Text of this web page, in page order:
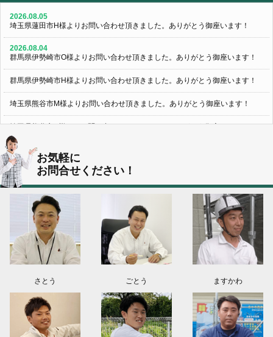
2026.08.05
埼玉県蓮田市H様よりお問い合わせ頂きました。ありがとう御座います！
2026.08.04
群馬県伊勢崎市O様よりお問い合わせ頂きました。ありがとう御座います！
群馬県伊勢崎市H様よりお問い合わせ頂きました。ありがとう御座います！
埼玉県熊谷市M様よりお問い合わせ頂きました。ありがとう御座います！
埼玉県熊谷市S様よりお問い合わせ頂きました。ありがとう御座います！
群馬県伊勢崎市K様よりお問い合わせ頂きました。ありがとう御座います！
東京都葛飾区N様よりお問い合わせ頂きました。ありがとう御座います！
2026.08.03
神奈川県川崎市A様よりお問い合わせ頂きました。ありがとう御座います！
群馬県高崎市E様よりお問い合わせ頂きました。ありがとう御座います！
2026.08.02
東京都練馬区K様よりお問い合わせ頂きました。ありがとう御座います！
お気軽に
お問合せください！
さとう ごとう ますかわ